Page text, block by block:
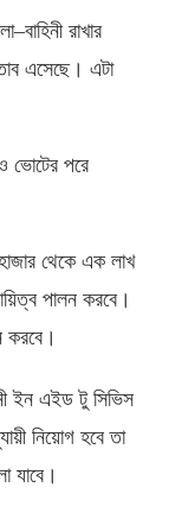
–বাহিনী রাখার
এসেছে। এটা
ভোটের পরে
থেকে এক লাখ
পালন করবে।
করবে।
ইন এইড টু সিভিস
নিয়োগ হবে তা
যাবে।